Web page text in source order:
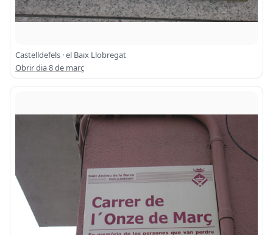
Castelldefels · el Baix Llobregat
Obrir dia 8 de març